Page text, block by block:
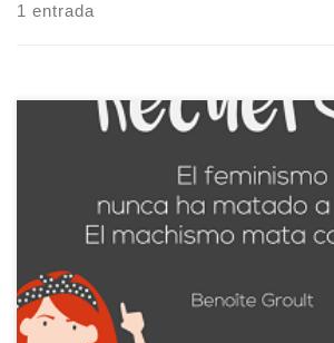
1 entrada
El feminismo continúa siendo algo “tabú”. Aun
una gran parte de la población piensa que ser
defender la superioridad de la mujer frente al
que es la lucha por la igualdad de derechos.
hacer que esto cambie nació […]